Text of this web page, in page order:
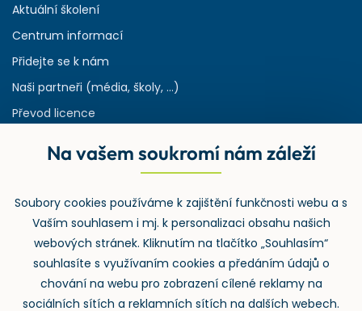
Aktuální školení
Centrum informací
Přidejte se k nám
Naši partneři (média, školy, ...)
Převod licence
Rejstřík používaných zkratek v odpadech
Zpětný odběr
Na vašem soukromí nám záleží
Soubory cookies používáme k zajištění funkčnosti webu a s
Vaším souhlasem i mj. k personalizaci obsahu našich
webových stránek. Kliknutím na tlačítko „Souhlasím“
souhlasíte s využívaním cookies a předáním údajů o
chování na webu pro zobrazení cílené reklamy na
sociálních sítích a reklamních sítích na dalších webech.